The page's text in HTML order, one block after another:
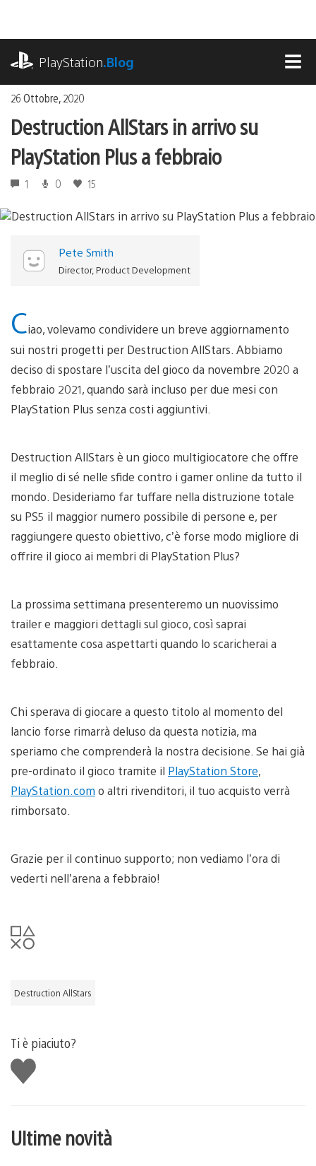
contenuto
PlayStation.Blog
26 Ottobre, 2020
Destruction AllStars in arrivo su
PlayStation Plus a febbraio
1 0 15
Pete Smith
Director, Product Development
Ciao, volevamo condividere un breve aggiornamento
sui nostri progetti per Destruction AllStars. Abbiamo
deciso di spostare l’uscita del gioco da novembre 2020 a
febbraio 2021, quando sarà incluso per due mesi con
PlayStation Plus senza costi aggiuntivi.
Destruction AllStars è un gioco multigiocatore che offre
il meglio di sé nelle sfide contro i gamer online da tutto il
mondo. Desideriamo far tuffare nella distruzione totale
su PS5 il maggior numero possibile di persone e, per
raggiungere questo obiettivo, c’è forse modo migliore di
offrire il gioco ai membri di PlayStation Plus?
La prossima settimana presenteremo un nuovissimo
trailer e maggiori dettagli sul gioco, così saprai
esattamente cosa aspettarti quando lo scaricherai a
febbraio.
Chi sperava di giocare a questo titolo al momento del
lancio forse rimarrà deluso da questa notizia, ma
speriamo che comprenderà la nostra decisione. Se hai già
pre-ordinato il gioco tramite il PlayStation Store,
PlayStation.com o altri rivenditori, il tuo acquisto verrà
rimborsato.
Grazie per il continuo supporto; non vediamo l’ora di
vederti nell’arena a febbraio!
Destruction AllStars
Ti è piaciuto?
Mi
piace
Ultime novità